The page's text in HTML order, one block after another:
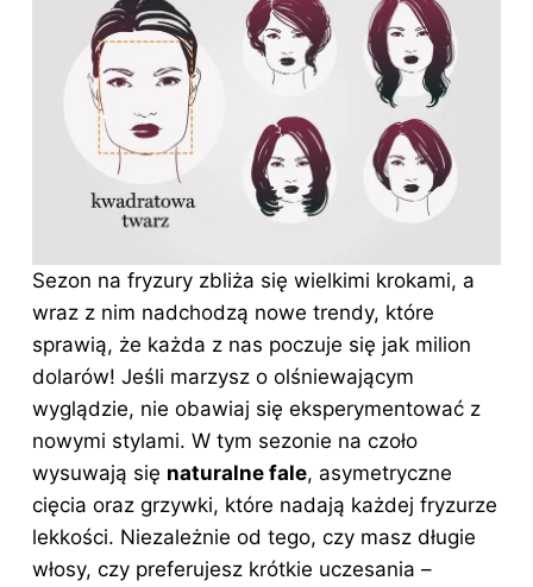
Sezon na fryzury zbliża się wielkimi krokami, a
wraz z nim nadchodzą nowe trendy, które
sprawią, że każda z nas poczuje się jak milion
dolarów! Jeśli marzysz o olśniewającym
wyglądzie, nie obawiaj się eksperymentować z
nowymi stylami. W tym sezonie na czoło
wysuwają się naturalne fale, asymetryczne
cięcia oraz grzywki, które nadają każdej fryzurze
lekkości. Niezależnie od tego, czy masz długie
włosy, czy preferujesz krótkie uczesania –